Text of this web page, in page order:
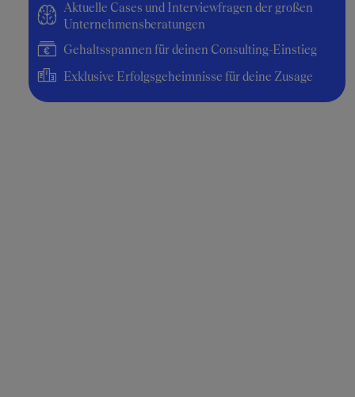
Aktuelle Cases und Interviewfragen der großen
Unternehmensberatungen
Gehaltsspannen für deinen Consulting-Einstieg
Exklusive Erfolgsgeheimnisse für deine Zusage